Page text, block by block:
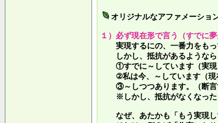
オリジナルなアファメーショ
１）必ず現在形で言う（すでに
実現するにの、一番力をもっ
しかし、抵抗があるような
①すでに～しています（実現
②私は今、～しています（現
③～しつつあります。（断言
※しかし、抵抗がなくなった
なぜ、あたかも「もう実現し